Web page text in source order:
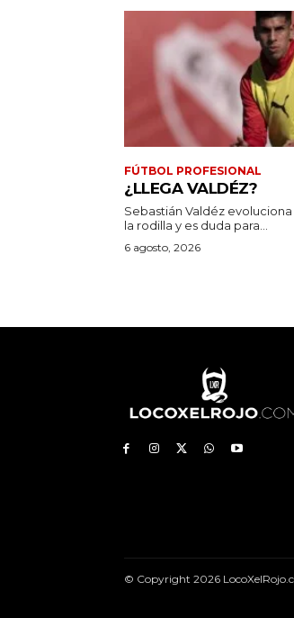
FÚTBOL PROFESIONAL
¿LLEGA VALDÉZ?
Sebastián Valdéz
la rodilla y es duda para...
6 agosto, 2026
© Copyright 2026